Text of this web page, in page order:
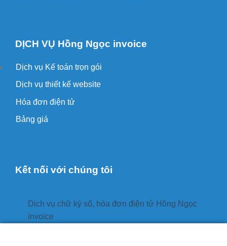
DỊCH VỤ Hồng Ngọc invoice
Dịch vụ Kế toán trọn gói
Dịch vụ thiết kế website
Hóa đơn điện tử
Bảng giá
Kết nối với chúng tôi
Dịch vụ chữ ký số, hóa đơn điện tử Hồng Ngọc
invoice